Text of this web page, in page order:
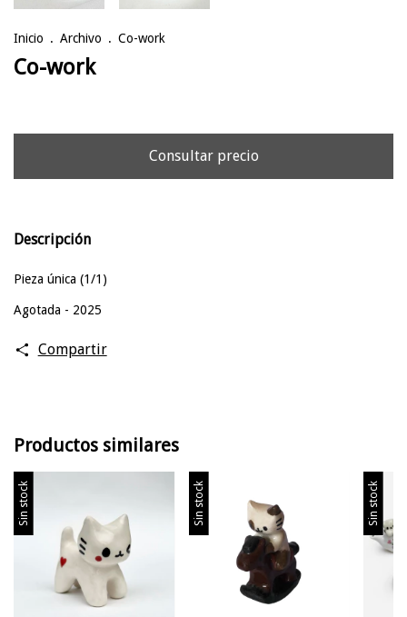
Inicio . Archivo . Co-work
Co-work
Descripción
Pieza única (1/1)
Agotada - 2025
Compartir
Productos similares
Sin stock Sin stock Sin stock